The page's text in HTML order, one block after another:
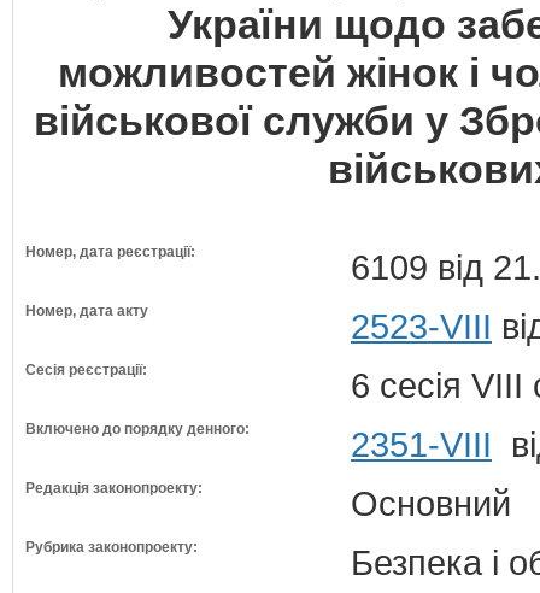
України щодо
можливостей жінок і
військової служби у
Номер, дата реєстрації: 6109 від
Номер, дата акту 2523-VIII
Сесія реєстрації: 6 сесія VIII
Включено до порядку денного: 2351-VIII
Редакція законопроекту: Основний
Рубрика законопроекту: Безпека і